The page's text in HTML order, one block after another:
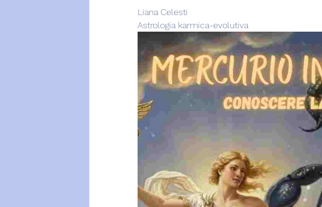
Liana Celesti
Astrologia karmica-evolutiva